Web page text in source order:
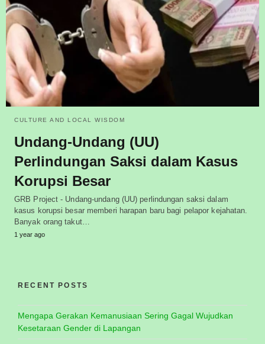
CULTURE AND LOCAL WISDOM
Undang-Undang (UU)
Perlindungan Saksi dalam Kasus
Korupsi Besar
GRB Project - Undang-undang (UU) perlindungan saksi dalam
kasus korupsi besar memberi harapan baru bagi pelapor kejahatan.
Banyak orang takut…
1 year ago
RECENT POSTS
Mengapa Gerakan Kemanusiaan Sering Gagal Wujudkan
Kesetaraan Gender di Lapangan